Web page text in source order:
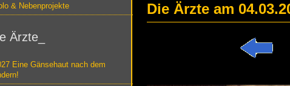
& Nebenprojekte
Ärzte_
Eine Gänsehaut nach dem
Die Ärzte am